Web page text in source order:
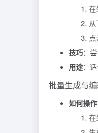
在
从
点
技巧：
用途：
批量生成与
如何操作
在